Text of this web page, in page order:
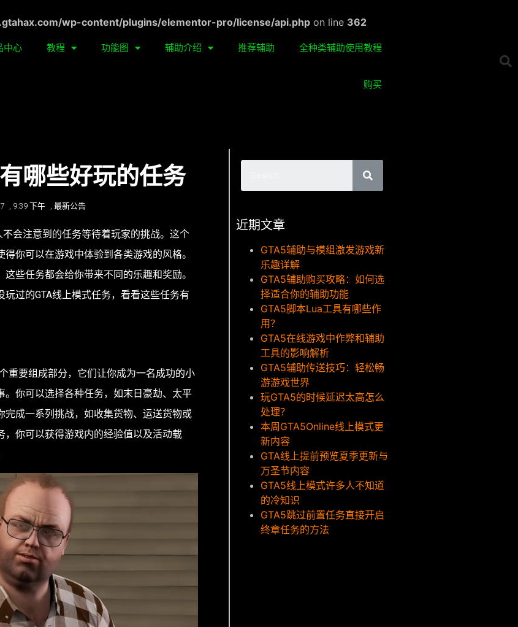
wp-content/plugins/elementor-pro/license/api.php on line 362
中心 教程 功能图 辅助介绍 推荐辅助 全种类辅助使用教程
购买
哪些好玩的任务
, 9:39 下午 , 最新公告
会注意到的任务等待着玩家的挑战。这个
你可以在游戏中体验到各类游戏的风格。
些任务都会给你带来不同的乐趣和奖励。
过的GTA线上模式任务，看看这些任务有
重要组成部分，它们让你成为一名成功的小
。你可以选择各种任务，如末日豪劫、太平
成一系列挑战，如收集货物、运送货物或
，你可以获得游戏内的经验值以及活动载
近期文章
GTA5辅助与模组激发游戏新
乐趣详解
GTA5辅助购买攻略：如何选
择适合你的辅助功能
GTA5脚本Lua工具有哪些作
用？
GTA5在线游戏中作弊和辅助
工具的影响解析
GTA5辅助传送技巧：轻松畅
游游戏世界
玩GTA5的时候延迟太高怎么
处理？
本周GTA5Online线上模式更
新内容
GTA线上提前预览夏季更新与
万圣节内容
GTA5线上模式许多人不知道
的冷知识
GTA5跳过前置任务直接开启
终章任务的方法